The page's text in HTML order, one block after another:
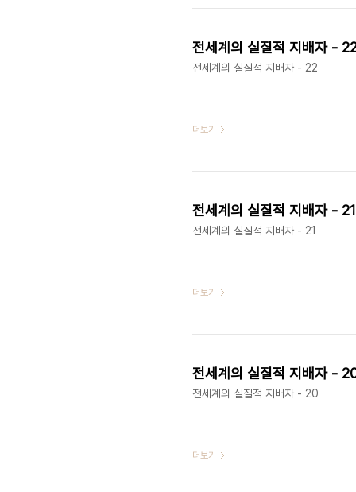
전세계의 실질적 지배자 -
전세계의 실질적 지배자 - 22
더보기
전세계의 실질적 지배자 - 21
전세계의 실질적 지배자 - 21
더보기
전세계의 실질적 지배자 -
전세계의 실질적 지배자 - 20
더보기